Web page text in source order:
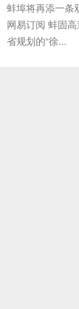
蚌埠将再添一条
网易订阅 蚌固
省规划的“徐...